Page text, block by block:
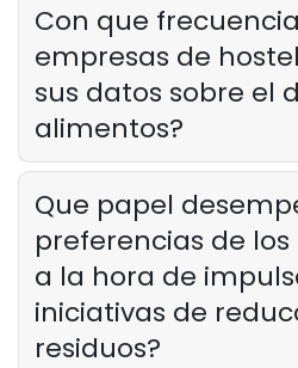
Con que
empresas de
sus datos sobre el
alimentos?
Que papel
preferencias de
a la hora de
iniciativas de
residuos?